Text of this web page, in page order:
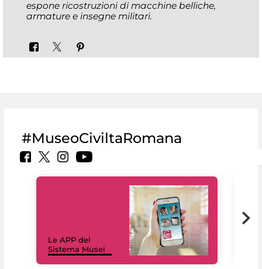
espone ricostruzioni di macchine belliche,
armature e insegne militari.
#MuseoCiviltaRomana
Le APP del
Sistema Musei